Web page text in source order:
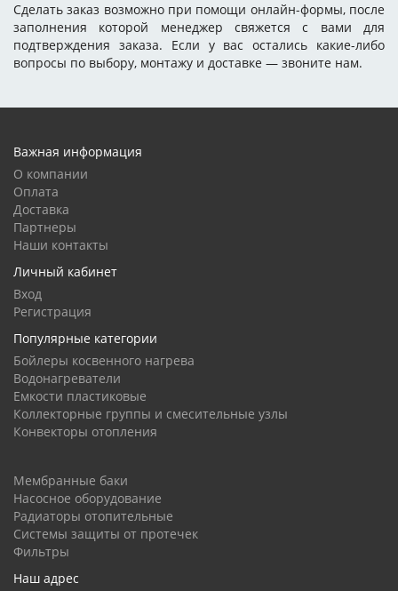
Сделать заказ возможно при помощи онлайн-формы, после
заполнения которой менеджер свяжется с вами для
подтверждения заказа. Если у вас остались какие-либо
вопросы по выбору, монтажу и доставке — звоните нам.
Важная информация
О компании
Оплата
Доставка
Партнеры
Наши контакты
Личный кабинет
Вход
Регистрация
Популярные категории
Бойлеры косвенного нагрева
Водонагреватели
Емкости пластиковые
Коллекторные группы и смесительные узлы
Конвекторы отопления
Мембранные баки
Насосное оборудование
Радиаторы отопительные
Системы защиты от протечек
Фильтры
Наш адрес